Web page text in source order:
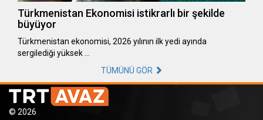
Türkmenistan Ekonomisi istikrarlı bir şekilde
büyüyor
Türkmenistan ekonomisi, 2026 yılının ilk yedi ayında
sergilediği yüksek …
TÜMÜNÜ GÖR
© 2026